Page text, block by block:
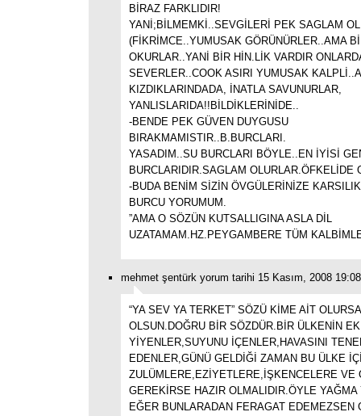
BİRAZ FARKLIDIR!
YANİ;BİLMEMKİ..SEVGİLERİ PEK SAGLAM
(FİKRİMCE..YUMUSAK GÖRÜNÜRLER..AMA
OKURLAR..YANİ BİR HİN.LİK VARDIR
SEVERLER..COOK ASIRI YUMUSAK
KIZDIKLARINDADA, İNATLA SAVUNURLAR,
YANLISLARIDA!!BİLDİKLERİNİDE..
-BENDE PEK GÜVEN DUYGUSU
BIRAKMAMISTIR..B.BURCLARI.
YASADIM..SU BURCLARI BÖYLE..EN İYİSİ
BURCLARIDIR.SAGLAM OLURLAR.ÖFKELİDE
-BUDA BENİM SİZİN ÖVGÜLERİNİZE
BURCU YORUMUM.
”AMA O SÖZÜN KUTSALLIGINA ASLA DİL
UZATAMAM.HZ.PEYGAMBERE TÜM
mehmet şentürk yorum tarihi 15 Kasım, 2008 19:08
“YA SEV YA TERKET” SÖZÜ KİME AİT OLURSA
OLSUN.DOĞRU BİR SÖZDÜR.BİR ÜLKENİN
YİYENLER,SUYUNU İÇENLER,HAVASINI
EDENLER,GÜNÜ GELDİĞİ ZAMAN BU ÜLKE
ZULÜMLERE,EZİYETLERE,İŞKENCELERE VE
GEREKİRSE HAZIR OLMALIDIR.ÖYLE YAĞMA
EĞER BUNLARADAN FERAGAT EDEMEZSEN